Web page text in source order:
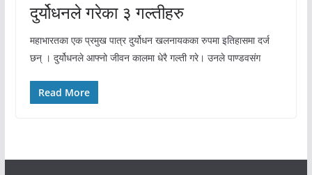
दुर्योधनले गरेका ३ गल्तीहरु
महाभारतका एक प्रमुख पात्र दुर्योधन खलनायकका रुपमा इतिहासमा दर्ज
छन् । दुर्योधनले आफ्नो जीवन कालमा धेरै गल्ती गरे। उनले पाण्डवसंग
Read More